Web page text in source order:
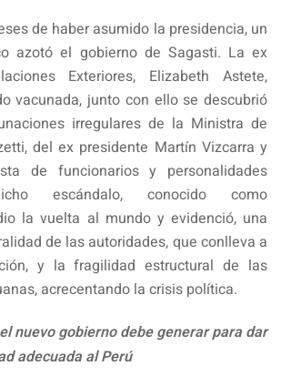
de haber asumido la presidencia, un
azotó el gobierno de Sagasti. La ex
Exteriores, Elizabeth Astete,
vacunada, junto con ello se descubrió
irregulares de la Ministra de
del ex presidente Martín Vizcarra y
de funcionarios y personalidades
escándalo, conocido como
la vuelta al mundo y evidenció, una
de las autoridades, que conlleva a
y la fragilidad estructural de las
acrecentando la crisis política.
nuevo gobierno debe generar para dar
adecuada al Perú